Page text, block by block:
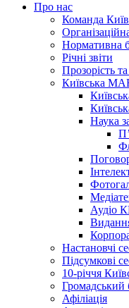
Про нас
Команда
Нормативна
Річні звіти
Прозорість
Київська
Наука
Аудіо
Настановчі
Підсумкові
10-річчя
Громадський
Афіліація